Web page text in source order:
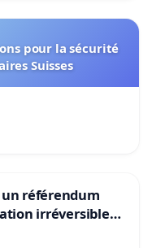
pour la sécurité
Suisses
référendum
irréversible